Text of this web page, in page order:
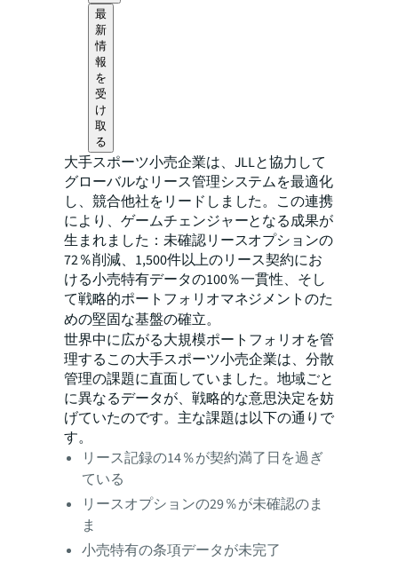
最
新
情
報
を
受
け
取
る
大手スポーツ小売企業は、JLLと協力して
グローバルなリース管理システムを最適化
し、競合他社をリードしました。この連携
により、ゲームチェンジャーとなる成果が
生まれました：未確認リースオプションの
72％削減、1,500件以上のリース契約にお
ける小売特有データの100％一貫性、そし
て戦略的ポートフォリオマネジメントのた
めの堅固な基盤の確立。
世界中に広がる大規模ポートフォリオを管
理するこの大手スポーツ小売企業は、分散
管理の課題に直面していました。地域ごと
に異なるデータが、戦略的な意思決定を妨
げていたのです。主な課題は以下の通りで
す。
リース記録の14％が契約満了日を過ぎ
ている
リースオプションの29％が未確認のま
ま
小売特有の条項データが未完了